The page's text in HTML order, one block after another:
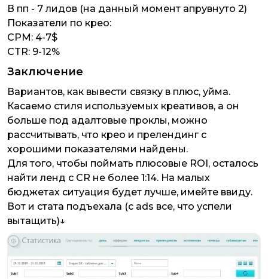
В пп - 7 лидов (на данный момент апрувнуто 2)
Показатели по крео:
CPM: 4-7$
CTR: 9-12%
Заключение
Вариантов, как вывести связку в плюс, уйма.
Касаемо стиля используемых креативов, а он
больше под адалтовые проклы, можно
рассчитывать, что крео и прелендинг с
хорошими показателями найдены.
Для того, чтобы поймать плюсовые ROI, осталось
найти ленд с CR не более 1:14. На малых
бюджетах ситуация будет лучше, имейте ввиду.
Вот и стата подъехала (с ads все, что успели
вытащить)↓